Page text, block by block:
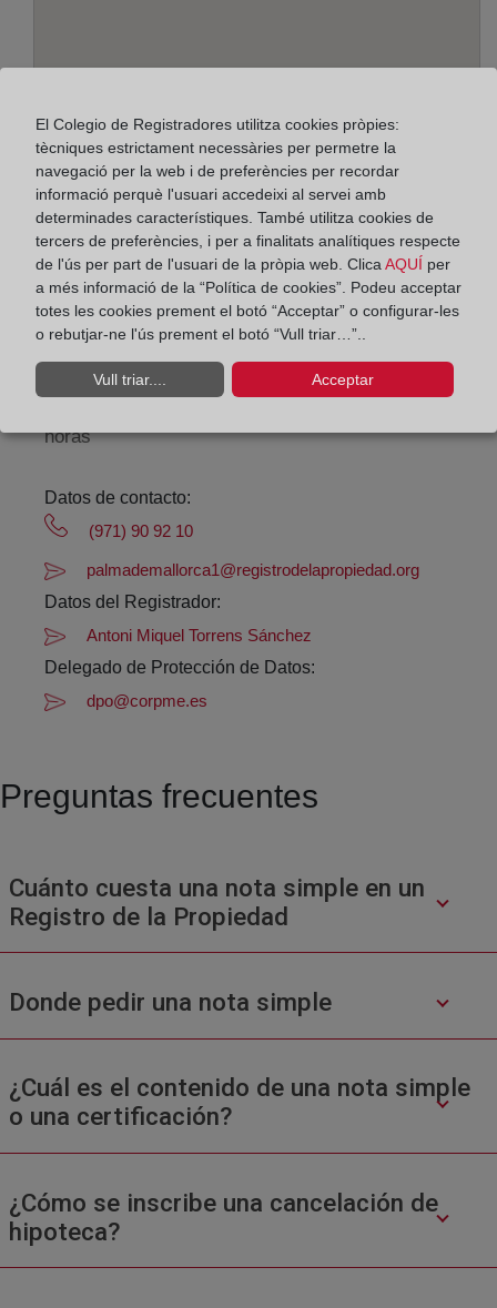
Adreça:
Alfons el Magnànim, 2 - 3º, 7004
Horario:
Agosto: De lunes a viernes de 09:00 a 14:00 horas
horas
Datos de contacto:
(971) 90 92 10
palmademallorca1@registrodelapropiedad.org
Datos del Registrador:
Antoni Miquel Torrens Sánchez
Delegado de Protección de Datos:
dpo@corpme.es
Preguntas frecuentes
Cuánto cuesta una nota simple en un
Registro de la Propiedad
Donde pedir una nota simple
¿Cuál es el contenido de una nota simple
o una certificación?
¿Cómo se inscribe una cancelación de
hipoteca?
El Colegio de Registradores utilitza cookies pròpies:
tècniques estrictament necessàries per permetre la
navegació per la web i de preferències per recordar
informació perquè l'usuari accedeixi al servei amb
determinades característiques. També utilitza cookies de
tercers de preferències, i per a finalitats analítiques respecte
de l'ús per part de l'usuari de la pròpia web. ClicaAQUÍ per
a més informació de la “Política de cookies”. Podeu acceptar
totes les cookies prement el botó “Acceptar” o configurar-les
o rebutjar-ne l'ús prement el botó “Vull triar…”..
Vull triar.... Acceptar